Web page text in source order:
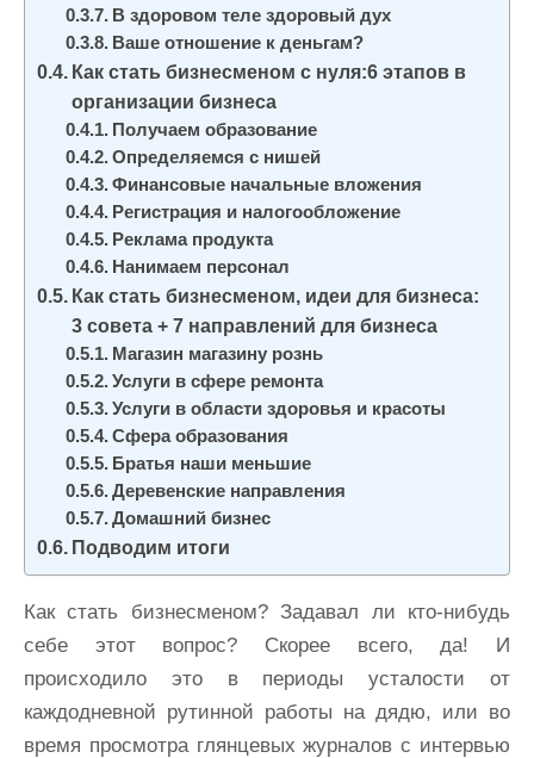
В здоровом теле здоровый дух
Ваше отношение к деньгам?
Как стать бизнесменом с нуля:6 этапов в
организации бизнеса
Получаем образование
Определяемся с нишей
Финансовые начальные вложения
Регистрация и налогообложение
Реклама продукта
Нанимаем персонал
Как стать бизнесменом, идеи для бизнеса:
3 совета + 7 направлений для бизнеса
Магазин магазину рознь
Услуги в сфере ремонта
Услуги в области здоровья и красоты
Сфера образования
Братья наши меньшие
Деревенские направления
Домашний бизнес
Подводим итоги
Как стать бизнесменом? Задавал ли кто-нибудь
себе этот вопрос? Скорее всего, да! И
происходило это в периоды усталости от
каждодневной рутинной работы на дядю, или во
время просмотра глянцевых журналов с интервью